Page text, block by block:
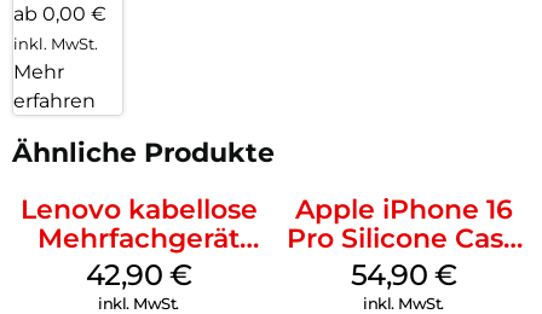
ab 0,00 €
inkl. MwSt.
Mehr
erfahren
Ähnliche Produkte
Lenovo kabellose
Mehrfachgerät
Luna Grey
42,90 €
inkl. MwSt.
Apple iPhone 16
Pro Silicone Case
MagSafe Black
54,90 €
inkl. MwSt.